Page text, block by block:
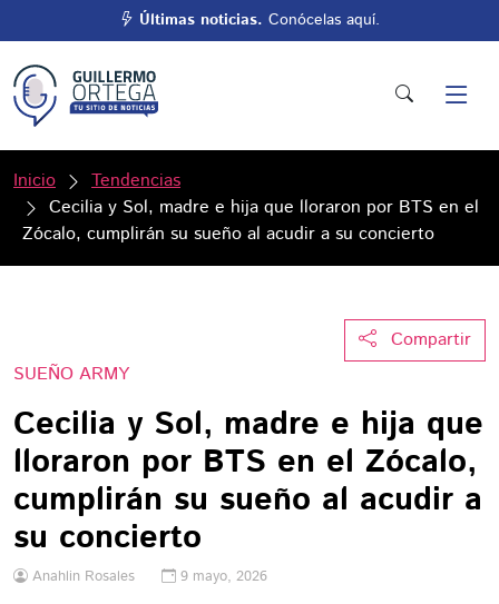
Últimas noticias. Conócelas aquí.
Inicio
Tendencias
Cecilia y Sol, madre e hija que lloraron por BTS en el
Zócalo, cumplirán su sueño al acudir a su concierto
Compartir
SUEÑO ARMY
Cecilia y Sol, madre e hija que
lloraron por BTS en el Zócalo,
cumplirán su sueño al acudir a
su concierto
Anahlin Rosales 9 mayo, 2026